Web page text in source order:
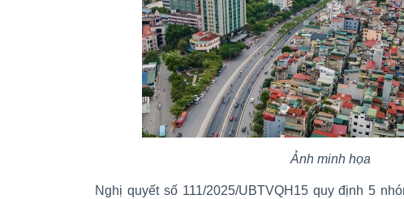
Ảnh minh họa
Nghị quyết số 111/2025/UBTVQH15 quy định 5